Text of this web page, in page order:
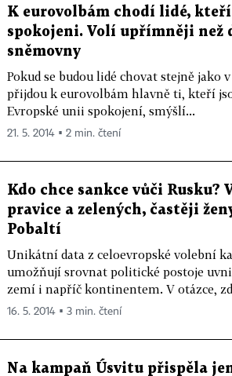
K eurovolbám chodí lidé, kteří
spokojeni. Volí upřímněji než
sněmovny
Pokud se budou lidé chovat stejně jako v
přijdou k eurovolbám hlavně ti, kteří
Evropské unii spokojení, smýšlí...
21. 5. 2014 ▪ 2 min. čtení
Kdo chce sankce vůči Rusku?
pravice a zelených, častěji
Pobaltí
Unikátní data z celoevropské volební
umožňují srovnat politické postoje
zemí i napříč kontinentem. V otázce,
16. 5. 2014 ▪ 3 min. čtení
Na kampaň Úsvitu přispěla